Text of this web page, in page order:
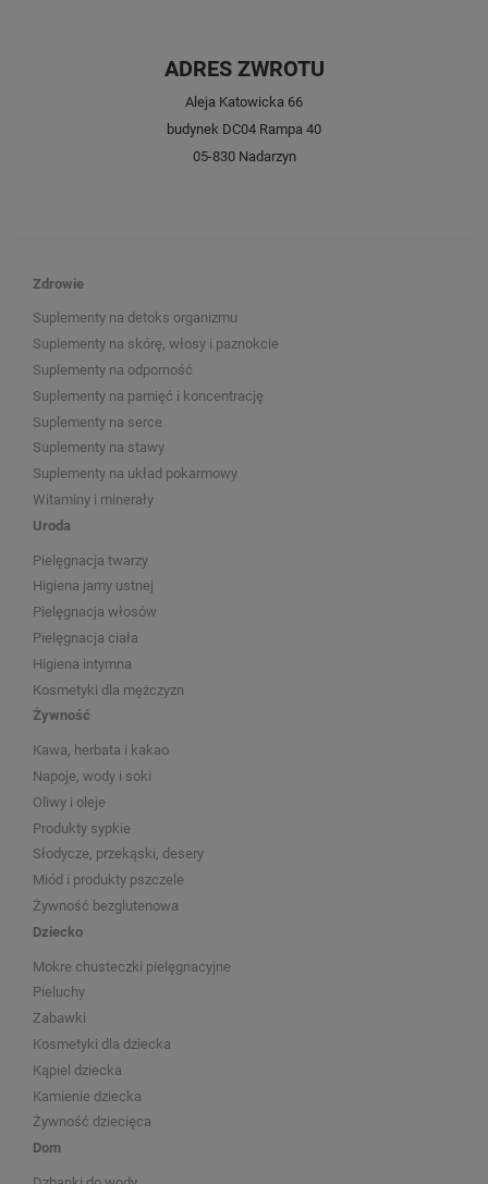
ADRES ZWROTU
Aleja Katowicka 66
budynek DC04 Rampa 40
05-830 Nadarzyn
Zdrowie
Suplementy na detoks organizmu
Suplementy na skórę, włosy i paznokcie
Suplementy na odporność
Suplementy na pamięć i koncentrację
Suplementy na serce
Suplementy na stawy
Suplementy na układ pokarmowy
Witaminy i minerały
Uroda
Pielęgnacja twarzy
Higiena jamy ustnej
Pielęgnacja włosów
Pielęgnacja ciała
Higiena intymna
Kosmetyki dla mężczyzn
Żywność
Kawa, herbata i kakao
Napoje, wody i soki
Oliwy i oleje
Produkty sypkie
Słodycze, przekąski, desery
Miód i produkty pszczele
Żywność bezglutenowa
Dziecko
Mokre chusteczki pielęgnacyjne
Pieluchy
Zabawki
Kosmetyki dla dziecka
Kąpiel dziecka
Kamienie dziecka
Żywność dziecięca
Dom